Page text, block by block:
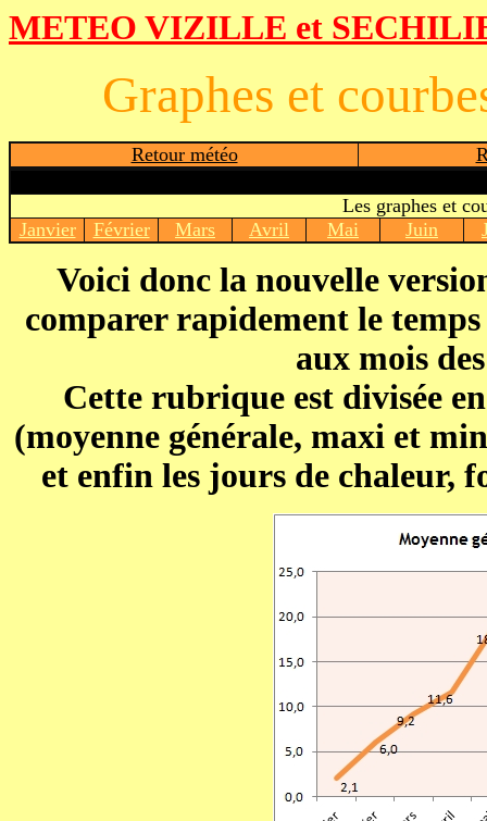
METEO VIZILLE et
Graphes et
Retour météo
Les graphes et
Janvier
Février Mars Avril Mai Juin
Voici donc la nouvelle
comparer rapidement le
aux mois
Cette rubrique est divisée
(moyenne générale, maxi et
et enfin les jours de chaleur,